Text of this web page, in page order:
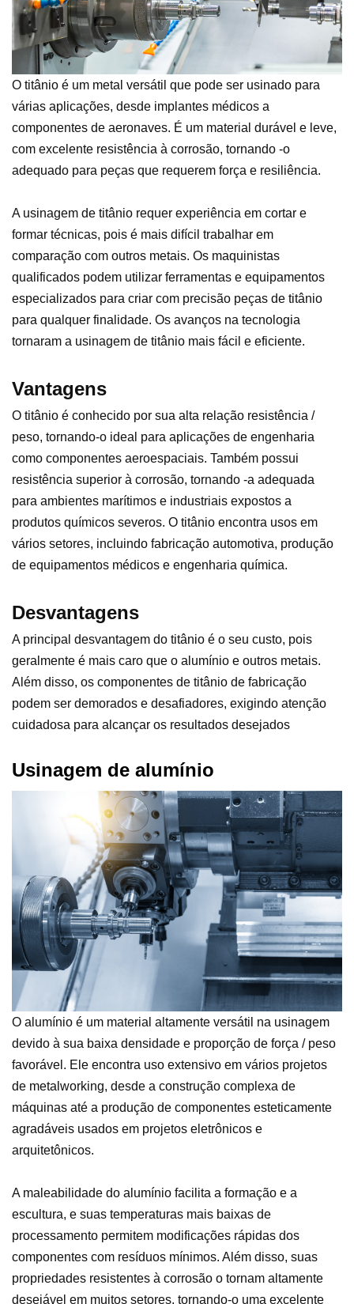
O titânio é um metal versátil que pode ser usinado para
várias aplicações, desde implantes médicos a
componentes de aeronaves. É um material durável e leve,
com excelente resistência à corrosão, tornando -o
adequado para peças que requerem força e resiliência.
A usinagem de titânio requer experiência em cortar e
formar técnicas, pois é mais difícil trabalhar em
comparação com outros metais. Os maquinistas
qualificados podem utilizar ferramentas e equipamentos
especializados para criar com precisão peças de titânio
para qualquer finalidade. Os avanços na tecnologia
tornaram a usinagem de titânio mais fácil e eficiente.
Vantagens
O titânio é conhecido por sua alta relação resistência /
peso, tornando-o ideal para aplicações de engenharia
como componentes aeroespaciais. Também possui
resistência superior à corrosão, tornando -a adequada
para ambientes marítimos e industriais expostos a
produtos químicos severos. O titânio encontra usos em
vários setores, incluindo fabricação automotiva, produção
de equipamentos médicos e engenharia química.
Desvantagens
A principal desvantagem do titânio é o seu custo, pois
geralmente é mais caro que o alumínio e outros metais.
Além disso, os componentes de titânio de fabricação
podem ser demorados e desafiadores, exigindo atenção
cuidadosa para alcançar os resultados desejados
Usinagem de alumínio
O alumínio é um material altamente versátil na usinagem
devido à sua baixa densidade e proporção de força / peso
favorável. Ele encontra uso extensivo em vários projetos
de metalworking, desde a construção complexa de
máquinas até a produção de componentes esteticamente
agradáveis usados em projetos eletrônicos e
arquitetônicos.
A maleabilidade do alumínio facilita a formação e a
escultura, e suas temperaturas mais baixas de
processamento permitem modificações rápidas dos
componentes com resíduos mínimos. Além disso, suas
propriedades resistentes à corrosão o tornam altamente
desejável em muitos setores, tornando-o uma excelente